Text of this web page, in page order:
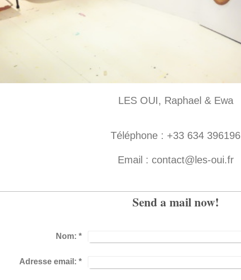
LES OUI, Raphael & Ewa
Téléphone : +33 634 396196
Email : contact@les-oui.fr
Send a mail now!
Nom: *
Adresse email: *